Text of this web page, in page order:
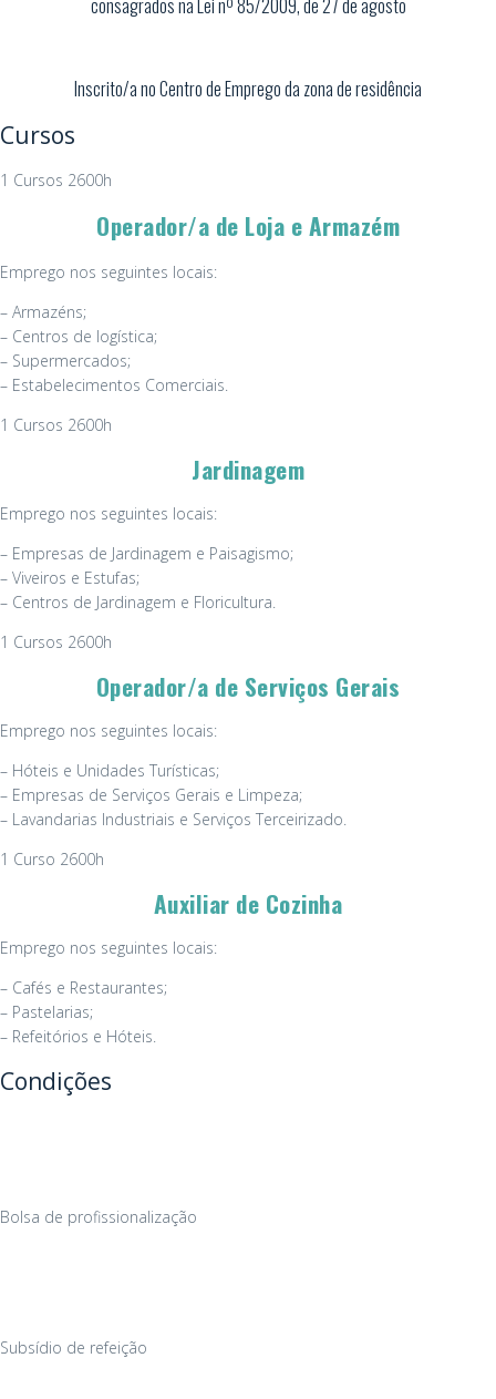
consagrados na Lei nº 85/2009, de 27 de agosto
Inscrito/a no Centro de Emprego da zona de residência
Cursos
1 Cursos 2600h
Operador/a de Loja e Armazém
Emprego nos seguintes locais:
– Armazéns;
– Centros de logística;
– Supermercados;
– Estabelecimentos Comerciais.
1 Cursos 2600h
Jardinagem
Emprego nos seguintes locais:
– Empresas de Jardinagem e Paisagismo;
– Viveiros e Estufas;
– Centros de Jardinagem e Floricultura.
1 Cursos 2600h
Operador/a de Serviços Gerais
Emprego nos seguintes locais:
– Hóteis e Unidades Turísticas;
– Empresas de Serviços Gerais e Limpeza;
– Lavandarias Industriais e Serviços Terceirizado.
1 Curso 2600h
Auxiliar de Cozinha
Emprego nos seguintes locais:
– Cafés e Restaurantes;
– Pastelarias;
– Refeitórios e Hóteis.
Condições
Bolsa de profissionalização
Subsídio de refeição